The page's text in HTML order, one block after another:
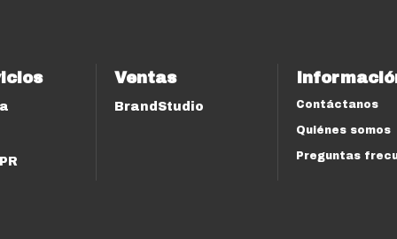
Ventas
BrandStudio Contáctanos
Quiénes somos
Preguntas